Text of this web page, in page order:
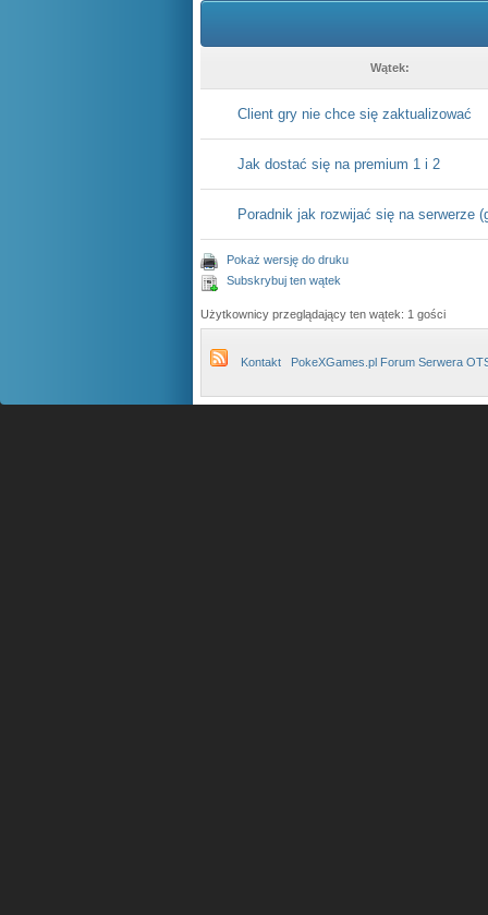
Wątek:
Client gry nie chce się zaktualizować
Jak dostać się na premium 1 i 2
Poradnik jak rozwijać się na serwerze
Pokaż wersję do druku
Subskrybuj ten wątek
Użytkownicy przeglądający ten wątek: 1 gości
Kontakt PokeXGames.pl Forum Serwera